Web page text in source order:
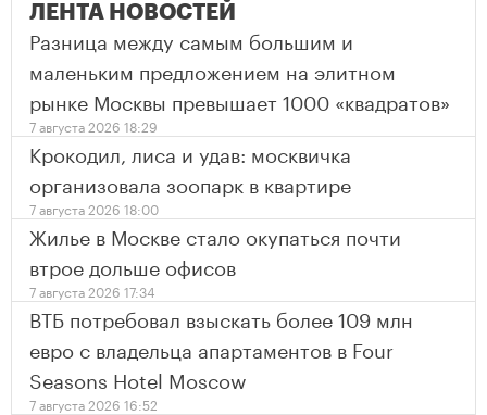
ЛЕНТА НОВОСТЕЙ
Разница между самым большим и
маленьким предложением на элитном
рынке Москвы превышает 1000 «квадратов»
7 августа 2026 18:29
Крокодил, лиса и удав: москвичка
организовала зоопарк в квартире
7 августа 2026 18:00
Жилье в Москве стало окупаться почти
втрое дольше офисов
7 августа 2026 17:34
ВТБ потребовал взыскать более 109 млн
евро с владельца апартаментов в Four
Seasons Hotel Moscow
7 августа 2026 16:52